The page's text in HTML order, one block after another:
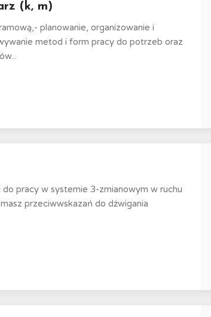
(k, m)
planowanie, organizowanie i
metod i form pracy do potrzeb oraz
pracy w systemie 3-zmianowym w ruchu
przeciwwskazań do dźwigania